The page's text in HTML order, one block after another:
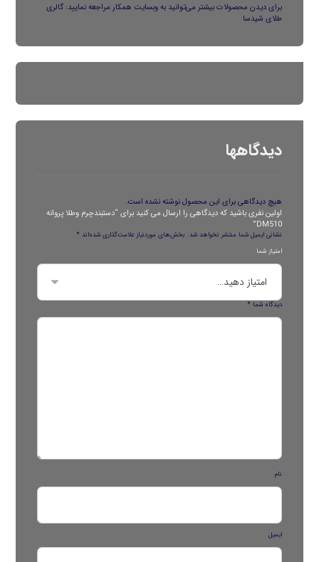
برای دیدن محصولات بیشتر می‌توانید به وبسایت همکار مراجعه نمایید:گالری
طلای شیدسا
دیدگاهها
هیچ دیدگاهی برای این محصول نوشته نشده است.
اولین نفری باشید که دیدگاهی را ارسال می کنید برای “دستبندچرم وطلا پروانه
DM510”
نشانی ایمیل شما منتشر نخواهد شد. بخش‌های موردنیاز علامت‌گذاری شده‌اند*
امتیاز شما
دیدگاه شما*
نام
ایمیل